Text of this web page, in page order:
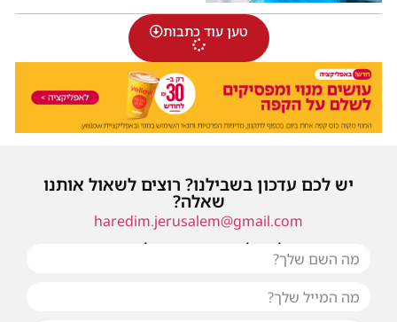
טען עוד כתבות
יש לכם עדכון בשבילנו? רוצים לשאול אותנו
שאלה?
haredim.jerusalem@gmail.com
או שילחו אלינו פנייה ונחזור אליכם בהקדם